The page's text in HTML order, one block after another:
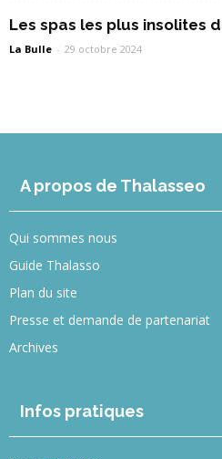
Les spas les plus insolites
La Bulle - 29 octobre 2024
A propos de Thalasseo
Qui sommes nous
Guide Thalasso
Plan du site
Presse et demande de partenariat
Archives
Infos pratiques